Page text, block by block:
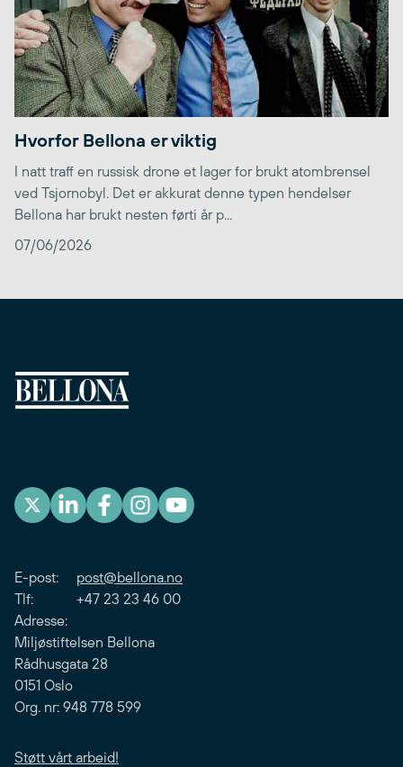
Hvorfor Bellona er viktig
I natt traff en russisk drone et lager for brukt atombrensel
ved Tsjornobyl. Det er akkurat denne typen hendelser
Bellona har brukt nesten førti år p...
07/06/2026
E-post: post@bellona.no
Tlf: +47 23 23 46 00
Adresse:
Miljøstiftelsen Bellona
Rådhusgata 28
0151 Oslo
Org. nr: 948 778 599
Støtt vårt arbeid!